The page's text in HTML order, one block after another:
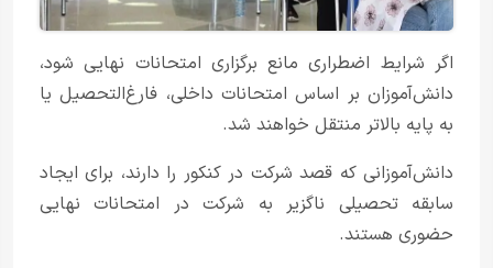
اگر شرایط اضطراری مانع برگزاری امتحانات نهایی شود،
دانش‌آموزان بر اساس امتحانات داخلی، فارغ‌التحصیل یا
به پایه بالاتر منتقل خواهند شد.
دانش‌آموزانی که قصد شرکت در کنکور را دارند، برای ایجاد
سابقه تحصیلی ناگزیر به شرکت در امتحانات نهایی
حضوری هستند.